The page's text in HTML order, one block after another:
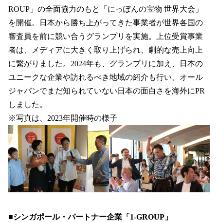
ROUP」の全面協力のもと「にっぽんの宝物 世界大会」
を開催。日本から勝ち上がってきた事業者が世界各国の
審査員を前に競い合うグランプリを実施。上位受賞事業
者は、メディアに大きく取り上げられ、劇的な売上向上
に繋がりました。2024年も、グランプリに加え、日本の
ユニークな企業や訪れるべき地域の紹介も行い、オール
ジャパンでまだ知られていない日本の面白さを海外にPR
しました。
※写真は、2023年開催時の様子
■シンガポール・パートナー企業「1-GROUP」